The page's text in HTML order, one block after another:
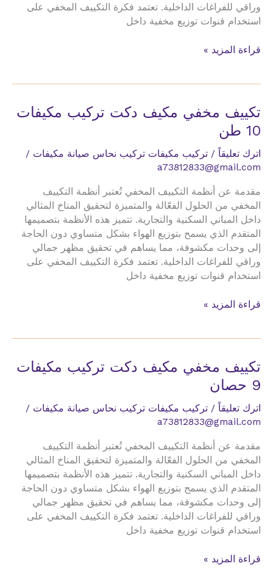
وراقي للفراغات الداخلية. تعتمد فكرة التكييف المخفي على
استخدام قنوات توزيع مخفية داخل
تكييف
تركيب
مكيفات
مكاتب
ادرية
قراءة المزيد »
تكييف مخفي مكيف دكت تركيب مكيفات
10 طن
اترك تعليقاً / تركيب مكيفات تركيب نحاس صيانة مكيفات /
a73812833@gmail.com
مقدمة عن أنظمة التكييف المخفي تُعتبر أنظمة التكييف
المخفي من الحلول الفعّالة والمتميزة لتحقيق المناخ المثالي
داخل المباني السكنية والتجارية. تتميز هذه الأنظمة بتصميمها
المتقدم الذي يسمح بتوزيع الهواء بشكل متساوي دون الحاجة
إلى وحدات مكشوفة، مما يساهم في تحقيق مظهر جمالي
وراقي للفراغات الداخلية. تعتمد فكرة التكييف المخفي على
استخدام قنوات توزيع مخفية داخل
تكييف
تركيب
مكيفات
10
طن
قراءة المزيد »
تكييف مخفي مكيف دكت تركيب مكيفات
9 حصان
اترك تعليقاً / تركيب مكيفات تركيب نحاس صيانة مكيفات /
a73812833@gmail.com
مقدمة عن أنظمة التكييف المخفي تُعتبر أنظمة التكييف
المخفي من الحلول الفعّالة والمتميزة لتحقيق المناخ المثالي
داخل المباني السكنية والتجارية. تتميز هذه الأنظمة بتصميمها
المتقدم الذي يسمح بتوزيع الهواء بشكل متساوي دون الحاجة
إلى وحدات مكشوفة، مما يساهم في تحقيق مظهر جمالي
وراقي للفراغات الداخلية. تعتمد فكرة التكييف المخفي على
استخدام قنوات توزيع مخفية داخل
تكييف
قراءة المزيد »